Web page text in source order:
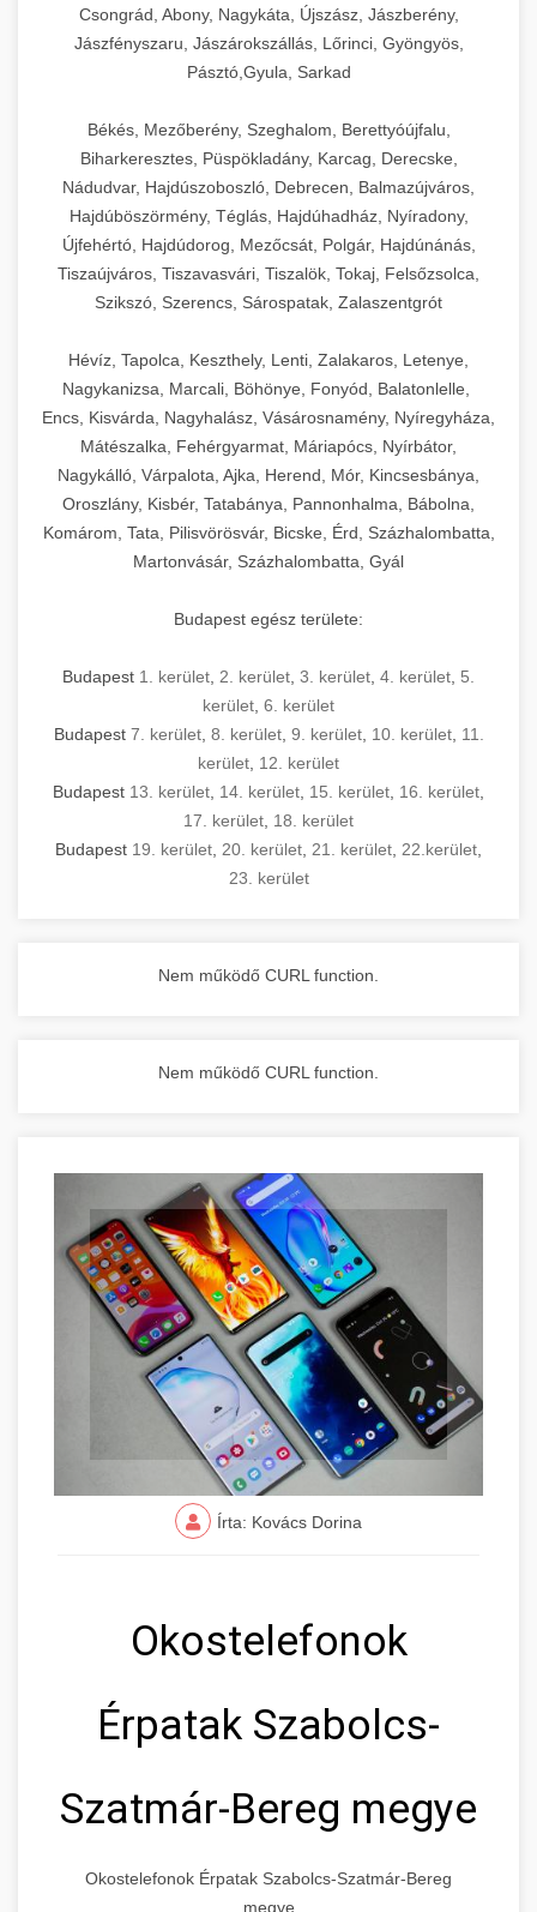
chef-iparikonyhagepek.hu
kereskedelmi konyhai megoldások
Csongrád, Abony, Nagykáta, Újszász, Jászberény,
Jászfényszaru, Jászárokszállás, Lőrinci, Gyöngyös,
Pásztó,Gyula, Sarkad
Békés, Mezőberény, Szeghalom, Berettyóújfalu,
Biharkeresztes, Püspökladány, Karcag, Derecske,
Nádudvar, Hajdúszoboszló, Debrecen, Balmazújváros,
Hajdúböszörmény, Téglás, Hajdúhadház, Nyíradony,
Újfehértó, Hajdúdorog, Mezőcsát, Polgár, Hajdúnánás,
Tiszaújváros, Tiszavasvári, Tiszalök, Tokaj, Felsőzsolca,
Szikszó, Szerencs, Sárospatak, Zalaszentgrót
Hévíz, Tapolca, Keszthely, Lenti, Zalakaros, Letenye,
Nagykanizsa, Marcali, Böhönye, Fonyód, Balatonlelle,
Encs, Kisvárda, Nagyhalász, Vásárosnamény, Nyíregyháza,
Mátészalka, Fehérgyarmat, Máriapócs, Nyírbátor,
Nagykálló, Várpalota, Ajka, Herend, Mór, Kincsesbánya,
Oroszlány, Kisbér, Tatabánya, Pannonhalma, Bábolna,
Komárom, Tata, Pilisvörösvár, Bicske, Érd, Százhalombatta,
Martonvásár, Százhalombatta, Gyál
Budapest egész területe:
Budapest 1. kerület 2. kerület 3. kerület 4. kerület 5.
kerület 6. kerület
Budapest 7. kerület, 8. kerület, 9. kerület, 10. kerület, 11.
kerület 12. kerület
Budapest 13. kerület 14. kerület 15. kerület 16. kerület
17. kerület 18. kerület
Budapest 19. kerület 20. kerület 21. kerület 22.kerület
23. kerület
Nem működő CURL function.
Nem működő CURL function.
Írta: Kovács Dorina
Okostelefonok
Érpatak Szabolcs-
Szatmár-Bereg megye
Okostelefonok Érpatak Szabolcs-Szatmár-Bereg
megye